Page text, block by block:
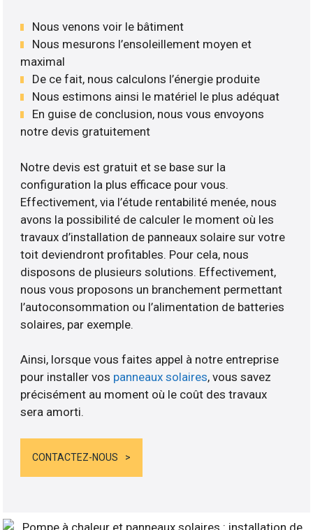
Nous venons voir le bâtiment
Nous mesurons l’ensoleillement moyen et
maximal
De ce fait, nous calculons l’énergie produite
Nous estimons ainsi le matériel le plus adéquat
En guise de conclusion, nous vous envoyons
notre devis gratuitement
Notre devis est gratuit et se base sur la
configuration la plus efficace pour vous.
Effectivement, via l’étude rentabilité menée, nous
avons la possibilité de calculer le moment où les
travaux d’installation de panneaux solaire sur votre
toit deviendront profitables. Pour cela, nous
disposons de plusieurs solutions. Effectivement,
nous vous proposons un branchement permettant
l’autoconsommation ou l’alimentation de batteries
solaires, par exemple.
Ainsi, lorsque vous faites appel à notre entreprise
pour installer vos panneaux solaires, vous savez
précisément au moment où le coût des travaux
sera amorti.
CONTACTEZ-NOUS